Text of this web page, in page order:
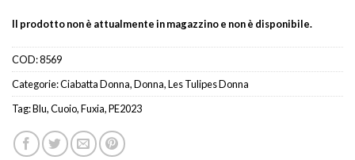
Il prodotto non è attualmente in magazzino e non è disponibile.
COD:8569
Categorie:Ciabatta Donna,Donna,Les Tulipes Donna
Tag:Blu,Cuoio,Fuxia,PE2023